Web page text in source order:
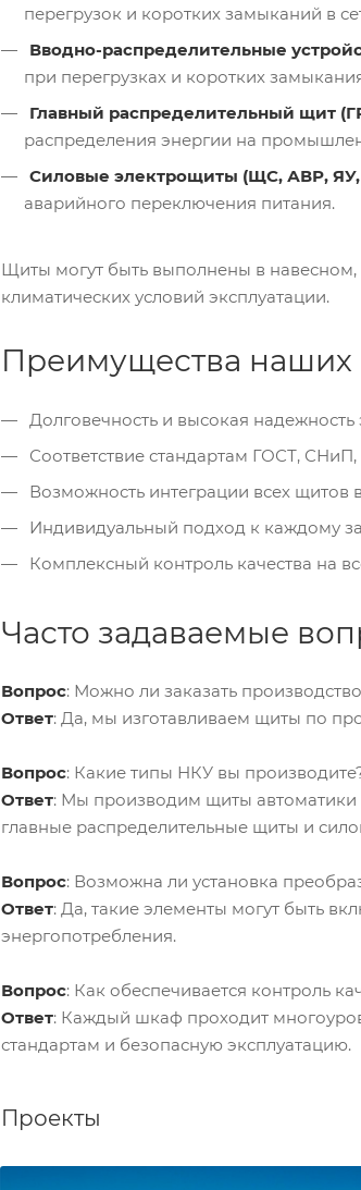
перегрузок и коротких замыканий в
Вводно-распределительные
при перегрузках и коротких
Главный распределительный щит
распределения энергии на
Силовые электрощиты (ЩС, АВР,
аварийного переключения питания.
Щиты могут быть выполнены в
климатических условий эксплуатации.
Преимущества
Долговечность и высокая надежность
Соответствие стандартам ГОСТ,
Возможность интеграции всех щитов
Индивидуальный подход к каждому
Комплексный контроль качества на
Часто задаваемые
Вопрос: Можно ли заказать
Ответ: Да, мы изготавливаем щиты по
Вопрос: Какие типы НКУ вы
Ответ: Мы производим щиты автоматики
главные распределительные щиты и
Вопрос: Возможна ли установка
Ответ: Да, такие элементы могут быть
энергопотребления.
Вопрос: Как обеспечивается контроль
Ответ: Каждый шкаф проходит
стандартам и безопасную эксплуатацию.
Проекты